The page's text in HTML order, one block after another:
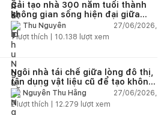
Cải tạo nhà 300 năm tuổi thành
không gian sống hiện đại giữa
thiên nhiên
Thu Nguyễn
27/06/2026,
1lượt thích | 10.138 lượt xem
Ngôi nhà tái chế giữa lòng đô thị,
tận dụng vật liệu cũ để tạo không
gian sống linh hoạt
Nguyễn Thu Hằng
27/06/2026,
2lượt thích | 12.279 lượt xem